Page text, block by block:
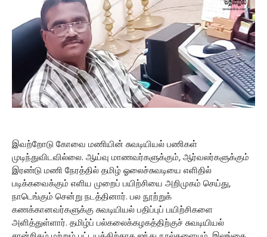
இவற்றோடு கோவை மணியின் சுவடியியல் பணிகள்
முடிந்துவிடவில்லை. ஆய்வு மாணவர்களுக்கும், ஆர்வலர்களுக்கும்
இரண்டு மணி நேரத்தில் தமிழ் ஓலைச்சுவடியை எளிதில்
படிக்கவைக்கும் எளிய முறைப் பயிற்சியை அறிமுகம் செய்து,
நாடெங்கும் சென்று நடத்தினார். பல நூற்றுக்
கணக்கானவர்களுக்கு சுவடியியல் பதிப்புப் பயிற்சிகளை
அளித்துள்ளார். தமிழ்ப் பல்கலைக்கழகத்திற்குச் சுவடியியல்